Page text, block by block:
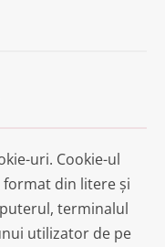
uri. Cookie-ul
din litere și
terminalul
utilizator de pe